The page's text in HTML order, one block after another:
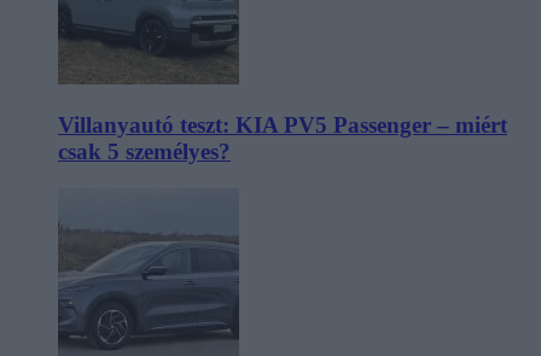
Villanyautó teszt: KIA PV5 Passenger – miért
csak 5 személyes?